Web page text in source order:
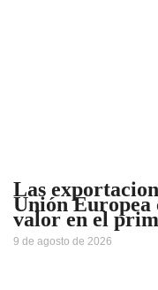
Las
Unión Europea
valor en el
9 de agosto de 2026